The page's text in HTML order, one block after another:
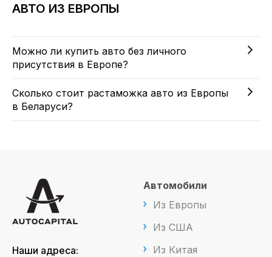
АВТО ИЗ ЕВРОПЫ
Можно ли купить авто без личного
присутствия в Европе?
Сколько стоит растаможка авто из Европы
в Беларуси?
Наши адреса:
Автомобили
Из Европы
Из США
Из Китая